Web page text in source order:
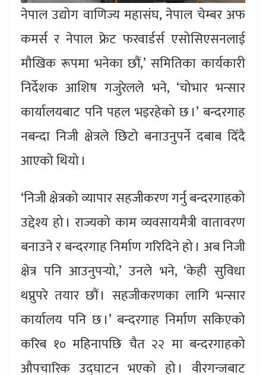
नेपाल उद्योग वाणिज्य महासंघ, नेपाल चेम्बर अफ
कमर्स र नेपाल फ्रेट फरवार्डर्स एसोसिएसनलाई
मौखिक रूपमा भनेका छौं,’ समितिका कार्यकारी
निर्देशक आशिष गजुरेलले भने, ‘चोभार भन्सार
कार्यालयबाट पनि पहल भइरहेको छ ।’ बन्दरगाह
नबन्दा निजी क्षेत्रले छिटो बनाउनुपर्ने दबाब दिँदै
आएको थियो ।
‘निजी क्षेत्रको व्यापार सहजीकरण गर्नु बन्दरगाहको
उद्देश्य हो । राज्यको काम व्यवसायमैत्री वातावरण
बनाउने र बन्दरगाह निर्माण गरिदिने हो । अब निजी
क्षेत्र पनि आउनुपर्‍यो,’ उनले भने, ‘केही सुविधा
थप्नुपरे तयार छौं । सहजीकरणका लागि भन्सार
कार्यालय पनि छ ।’ बन्दरगाह निर्माण सकिएको
करिब १० महिनापछि चैत २२ मा बन्दरगाहको
औपचारिक उद्घाटन भएको हो । वीरगन्जबाट